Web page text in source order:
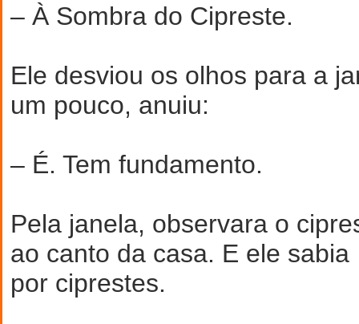
– À Sombra do Cipreste.
Ele desviou os olhos para a
um pouco, anuiu:
– É. Tem fundamento.
Pela janela, observara o
ao canto da casa. E ele
por ciprestes.